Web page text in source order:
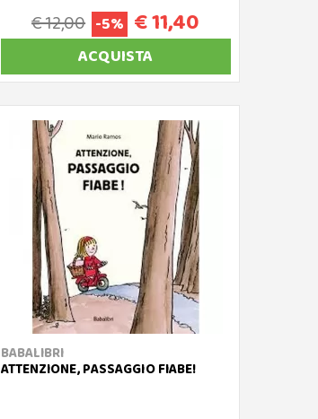
€ 12,00 -5% € 11,40
ACQUISTA
BABALIBRI
ATTENZIONE, PASSAGGIO FIABE!